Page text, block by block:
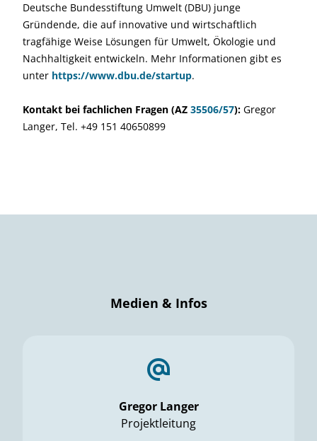
Deutsche Bundesstiftung Umwelt (DBU) junge
Gründende, die auf innovative und wirtschaftlich
tragfähige Weise Lösungen für Umwelt, Ökologie und
Nachhaltigkeit entwickeln. Mehr Informationen gibt es
unter https://www.dbu.de/startup.
Kontakt bei fachlichen Fragen (AZ 35506/57): Gregor
Langer, Tel. +49 151 40650899
Medien & Infos
Gregor Langer
Projektleitung